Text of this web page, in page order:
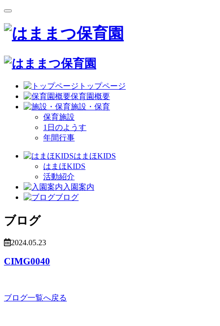
トップページ
保育園概要
施設・保育
保育施設
1日のようす
年間行事
はまほKIDS
はまほKIDS
活動紹介
入園案内
ブログ
ブログ
2024.05.23
CIMG0040
ブログ一覧へ戻る